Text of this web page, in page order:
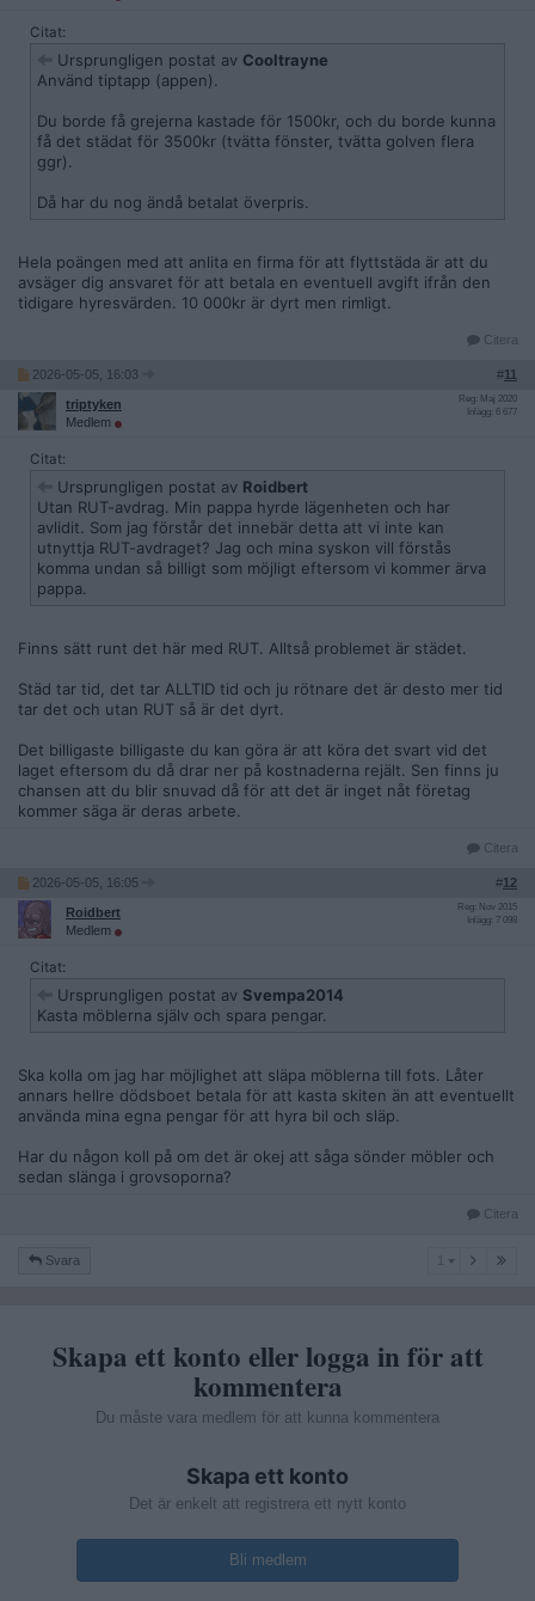
Citat:
Ursprungligen postat av Cooltrayne
Använd tiptapp (appen).
Du borde få grejerna kastade för 1500kr, och du borde kunna
få det städat för 3500kr (tvätta fönster, tvätta golven flera
ggr).
Då har du nog ändå betalat överpris.
Hela poängen med att anlita en firma för att flyttstäda är att du
avsäger dig ansvaret för att betala en eventuell avgift ifrån den
tidigare hyresvärden. 10 000kr är dyrt men rimligt.
Citera
2026-05-05, 16:03 #11
triptyken
Medlem
Reg: Maj 2020
Inlägg: 6 677
Citat:
Ursprungligen postat av Roidbert
Utan RUT-avdrag. Min pappa hyrde lägenheten och har
avlidit. Som jag förstår det innebär detta att vi inte kan
utnyttja RUT-avdraget? Jag och mina syskon vill förstås
komma undan så billigt som möjligt eftersom vi kommer ärva
pappa.
Finns sätt runt det här med RUT. Alltså problemet är städet.
Städ tar tid, det tar ALLTID tid och ju rötnare det är desto mer tid
tar det och utan RUT så är det dyrt.
Det billigaste billigaste du kan göra är att köra det svart vid det
laget eftersom du då drar ner på kostnaderna rejält. Sen finns ju
chansen att du blir snuvad då för att det är inget nåt företag
kommer säga är deras arbete.
Citera
2026-05-05, 16:05 #12
Roidbert
Medlem
Reg: Nov 2015
Inlägg: 7 098
Citat:
Ursprungligen postat av Svempa2014
Kasta möblerna själv och spara pengar.
Ska kolla om jag har möjlighet att släpa möblerna till fots. Låter
annars hellre dödsboet betala för att kasta skiten än att eventuellt
använda mina egna pengar för att hyra bil och släp.
Har du någon koll på om det är okej att såga sönder möbler och
sedan slänga i grovsoporna?
Citera
Svara
Skapa ett konto eller logga in för att
kommentera
Du måste vara medlem för att kunna kommentera
Skapa ett konto
Det är enkelt att registrera ett nytt konto
Bli medlem